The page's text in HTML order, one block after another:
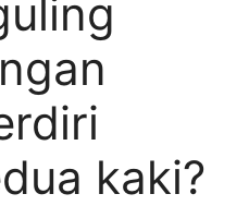
kaki?